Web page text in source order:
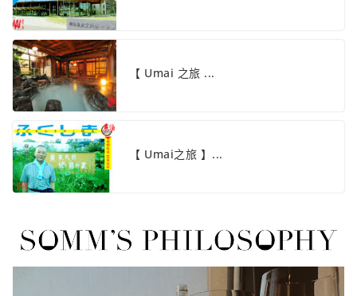
【 Umai 之旅 ...
【 Umai之旅 】...